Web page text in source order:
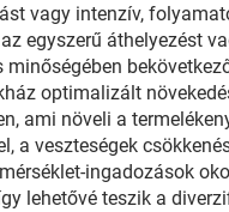
vagy intenzív,
egyszerű
optimalizált
ami növeli a
a veszteségek
ingadozások
lehetővé teszik a